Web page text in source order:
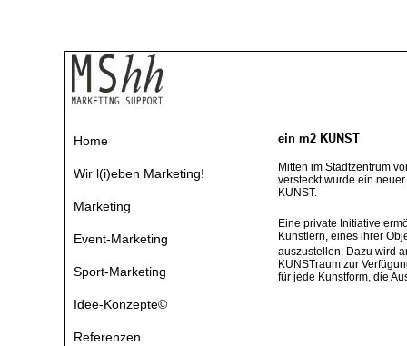
Home
Wir l(i)eben Marketing!
Marketing
Event-Marketing
Sport-Marketing
Idee-Konzepte©
Referenzen
Mitten im Stadtzentrum
versteckt wurde ein
KUNST.
Eine private Initiative
Künstlern, eines ihrer
auszustellen: Dazu wird
KUNSTraum zur
für jede Kunstform, die